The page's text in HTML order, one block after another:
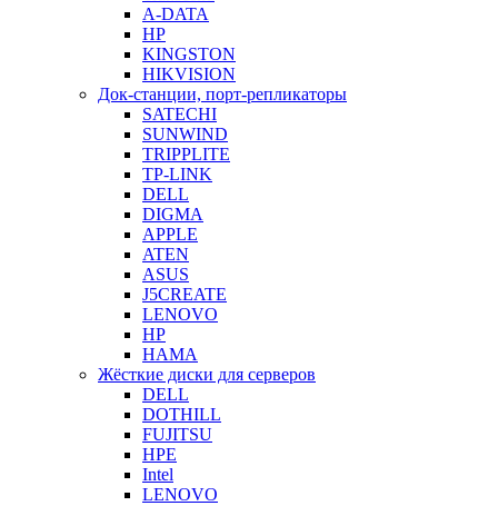
A-DATA
HP
KINGSTON
HIKVISION
Док-станции, порт-репликаторы
SATECHI
SUNWIND
TRIPPLITE
TP-LINK
DELL
DIGMA
APPLE
ATEN
ASUS
J5CREATE
LENOVO
HP
HAMA
Жёсткие диски для серверов
DELL
DOTHILL
FUJITSU
HPE
Intel
LENOVO